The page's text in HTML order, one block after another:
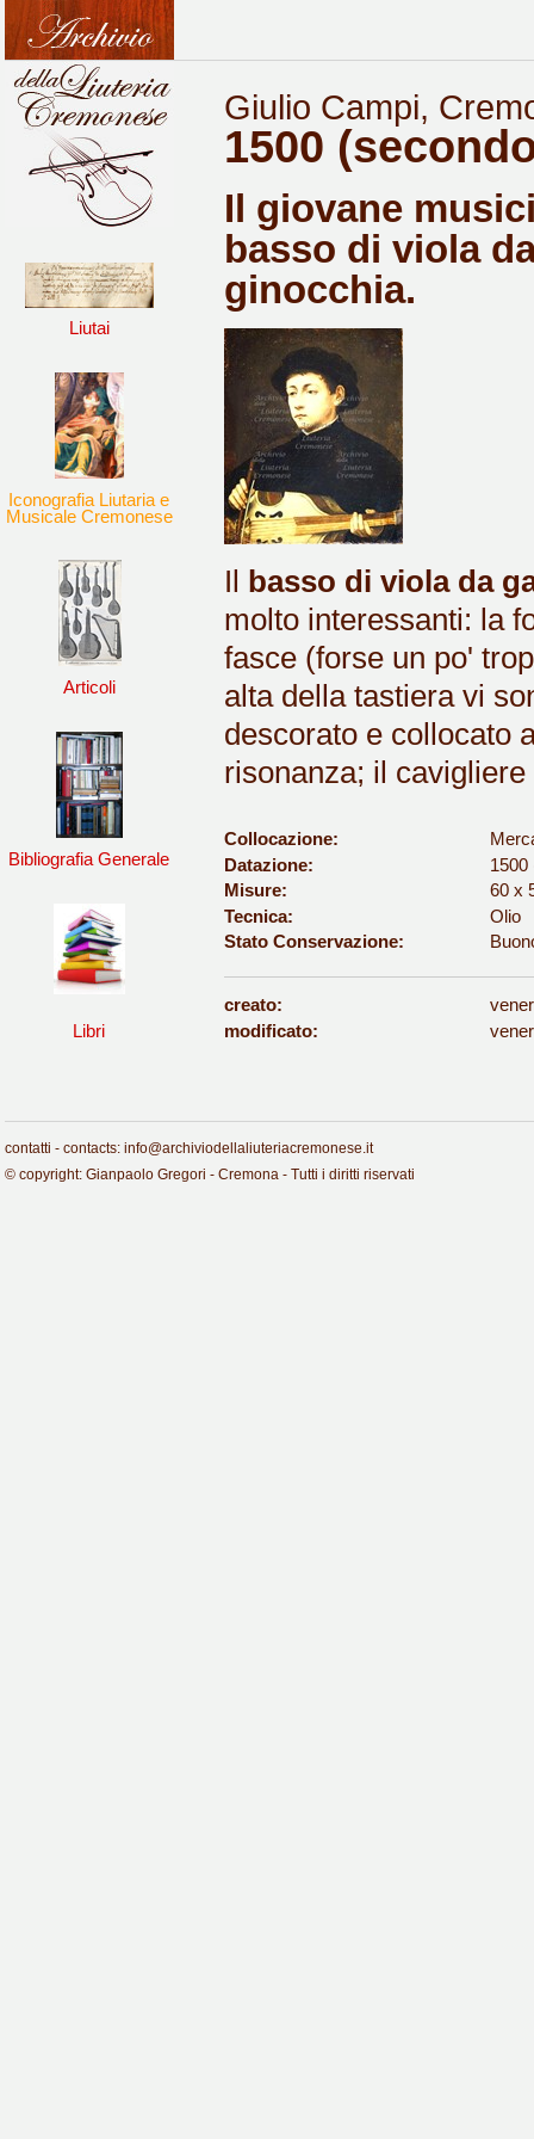
Liutai
Iconografia Liutaria e
Musicale Cremonese
Articoli
Bibliografia Generale
Libri
Giulio Campi,
1500
Il giovane
basso di viola
ginocchia.
Il
basso di viola da
molto interessanti: la
fasce (forse un po'
alta della tastiera vi
descorato e collocato
risonanza; il
Collocazione:
Datazione:
1500
Misure:
60 x
Tecnica:
Olio
Stato Conservazione:
creato:
modificato:
contatti - contacts: info@archiviodellaliuteriacremonese.it
© copyright: Gianpaolo Gregori - Cremona - Tutti i diritti riservati